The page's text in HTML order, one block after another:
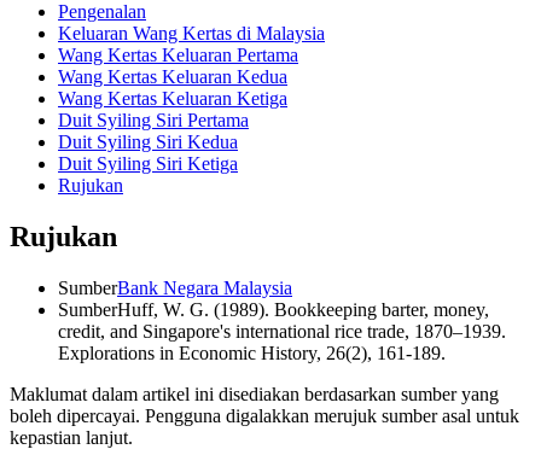
Pengenalan
Keluaran Wang Kertas di Malaysia
Wang Kertas Keluaran Pertama
Wang Kertas Keluaran Kedua
Wang Kertas Keluaran Ketiga
Duit Syiling Siri Pertama
Duit Syiling Siri Kedua
Duit Syiling Siri Ketiga
Rujukan
Rujukan
SumberBank Negara Malaysia
SumberHuff, W. G. (1989). Bookkeeping barter, money,
credit, and Singapore's international rice trade, 1870–1939.
Explorations in Economic History, 26(2), 161-189.
Maklumat dalam artikel ini disediakan berdasarkan sumber yang
boleh dipercayai. Pengguna digalakkan merujuk sumber asal untuk
kepastian lanjut.